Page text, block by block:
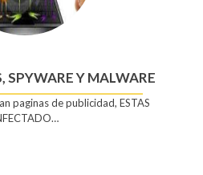
SPYWARE Y MALWARE
paginas de publicidad, ESTAS